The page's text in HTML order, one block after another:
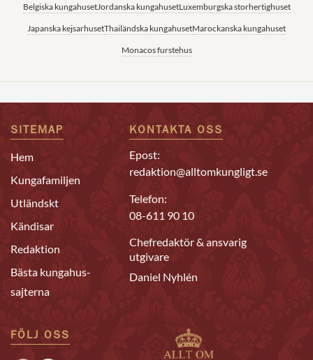
Belgiska kungahusetJordanska kungahusetLuxemburgska storhertighuset
Japanska kejsarhusetThailändska kungahusetMarockanska kungahuset
Monacos furstehus
SITEMAP
Hem
Kungafamiljen
Utländskt
Kändisar
Redaktion
Bästa kungahus-
sajterna
KONTAKTA OSS
Epost:
redaktion@alltomkungligt.se
Telefon:
08-611 90 10
Chefredaktör & ansvarig
utgivare
Daniel Nyhlén
FÖLJ OSS